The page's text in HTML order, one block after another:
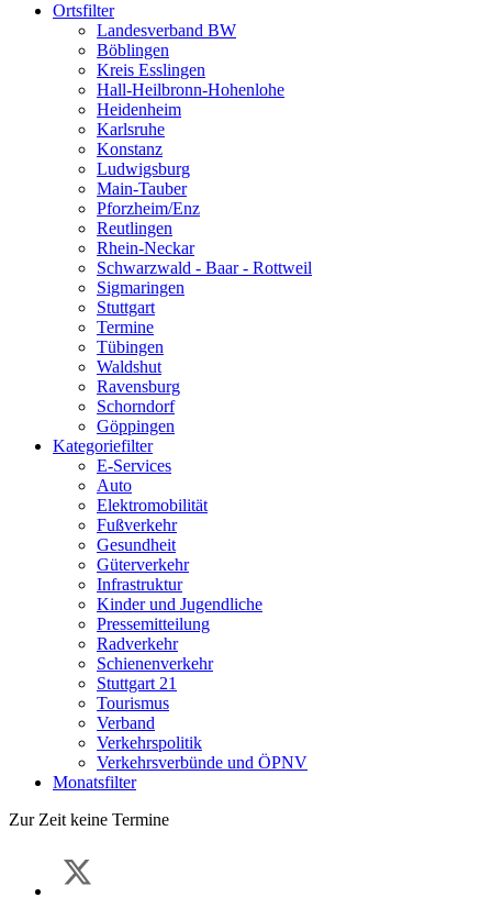
Ortsfilter
Landesverband BW
Böblingen
Kreis Esslingen
Hall-Heilbronn-Hohenlohe
Heidenheim
Karlsruhe
Konstanz
Ludwigsburg
Main-Tauber
Pforzheim/Enz
Reutlingen
Rhein-Neckar
Schwarzwald - Baar - Rottweil
Sigmaringen
Stuttgart
Termine
Tübingen
Waldshut
Ravensburg
Schorndorf
Göppingen
Kategoriefilter
E-Services
Auto
Elektromobilität
Fußverkehr
Gesundheit
Güterverkehr
Infrastruktur
Kinder und Jugendliche
Pressemitteilung
Radverkehr
Schienenverkehr
Stuttgart 21
Tourismus
Verband
Verkehrspolitik
Verkehrsverbünde und ÖPNV
Monatsfilter
Zur Zeit keine Termine